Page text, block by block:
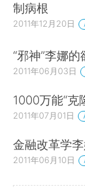
制病根
2011年12月20日
“邪神”李娜
2011年06月03日
1000万能“克
2011年07月01日
金融改革学
2011年06月10日